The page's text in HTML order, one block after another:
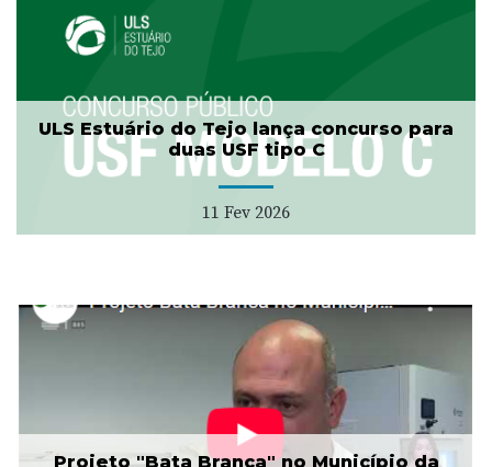
ULS Estuário do Tejo lança concurso para
duas USF tipo C
11 Fev 2026
Projeto "Bata Branca" no Município da